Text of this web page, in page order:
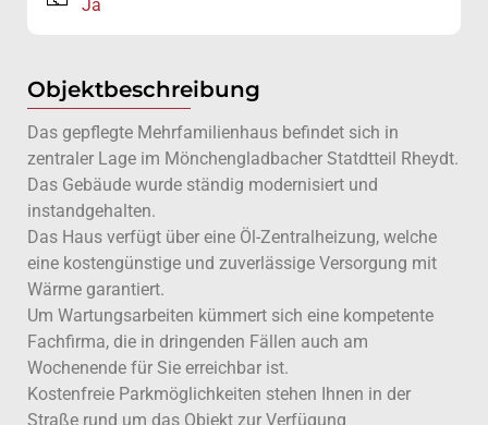
Ja
Objektbeschreibung
Das gepflegte Mehrfamilienhaus befindet sich in
zentraler Lage im Mönchengladbacher Statdtteil Rheydt.
Das Gebäude wurde ständig modernisiert und
instandgehalten.
Das Haus verfügt über eine Öl-Zentralheizung, welche
eine kostengünstige und zuverlässige Versorgung mit
Wärme garantiert.
Um Wartungsarbeiten kümmert sich eine kompetente
Fachfirma, die in dringenden Fällen auch am
Wochenende für Sie erreichbar ist.
Kostenfreie Parkmöglichkeiten stehen Ihnen in der
Straße rund um das Objekt zur Verfügung